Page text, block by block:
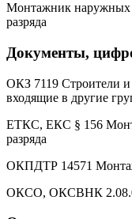
Монтажник наружных
разряда
Документы,
ОКЗ 7119 Строители и
входящие в другие
ЕТКС, ЕКС § 156
разряда
ОКПДТР 14571
ОКСО, ОКСВНК